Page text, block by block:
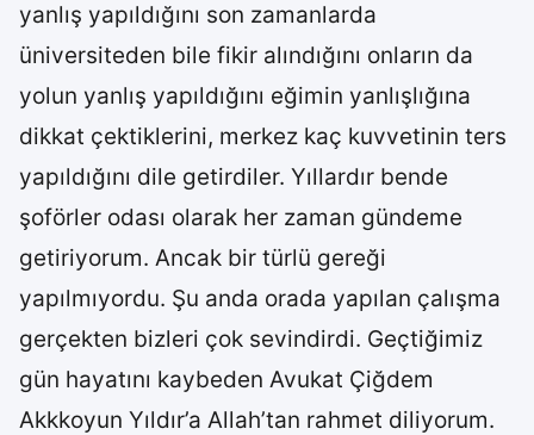
yanlış yapıldığını son zamanlarda
üniversiteden bile fikir alındığını onların da
yolun yanlış yapıldığını eğimin yanlışlığına
dikkat çektiklerini, merkez kaç kuvvetinin ters
yapıldığını dile getirdiler. Yıllardır bende
şoförler odası olarak her zaman gündeme
getiriyorum. Ancak bir türlü gereği
yapılmıyordu. Şu anda orada yapılan çalışma
gerçekten bizleri çok sevindirdi. Geçtiğimiz
gün hayatını kaybeden Avukat Çiğdem
Akkkoyun Yıldır’a Allah’tan rahmet diliyorum.